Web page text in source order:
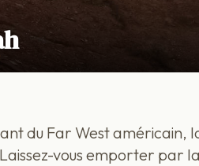
du Far West américain,
vous emporter par